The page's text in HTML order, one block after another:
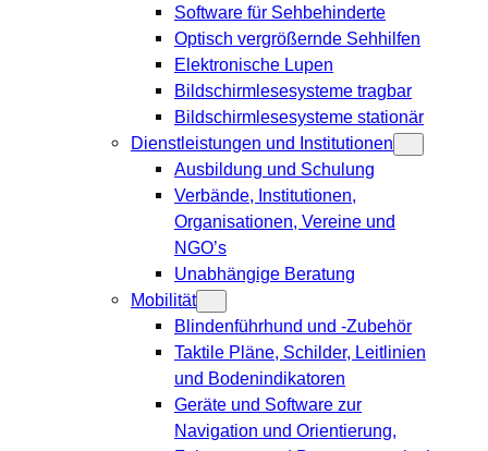
Software für Sehbehinderte
Optisch vergrößernde Sehhilfen
Elektronische Lupen
Bildschirmlesesysteme tragbar
Bildschirmlesesysteme stationär
Dienstleistungen und Institutionen
Ausbildung und Schulung
Verbände, Institutionen,
Organisationen, Vereine und
NGO’s
Unabhängige Beratung
Mobilität
Blindenführhund und -Zubehör
Taktile Pläne, Schilder, Leitlinien
und Bodenindikatoren
Geräte und Software zur
Navigation und Orientierung,